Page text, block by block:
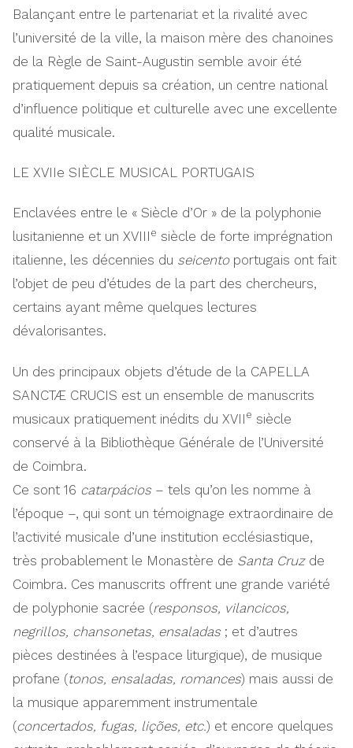
Balançant entre le partenariat et la rivalité avec
l’université de la ville, la maison mère des chanoines
de la Règle de Saint-Augustin semble avoir été
pratiquement depuis sa création, un centre national
d’influence politique et culturelle avec une excellente
qualité musicale.
LE XVIIe SIÈCLE MUSICAL PORTUGAIS
Enclavées entre le « Siècle d’Or » de la polyphonie
lusitanienne et un XVIII e siècle de forte imprégnation
italienne, les décennies du seicentoportugais ont fait
l’objet de peu d’études de la part des chercheurs,
certains ayant même quelques lectures
dévalorisantes.
Un des principaux objets d’étude de la CAPELLA
SANCTÆ CRUCIS est un ensemble de manuscrits
musicaux pratiquement inédits du XVII e siècle
conservé à la Bibliothèque Générale de l’Université
de Coimbra.
Ce sont 16 catarpácios – tels qu’on les nomme à
l’époque –, qui sont un témoignage extraordinaire de
l’activité musicale d’une institution ecclésiastique,
très probablement le Monastère de Santa Cruzde
Coimbra. Ces manuscrits offrent une grande variété
de polyphonie sacrée (responsos, vilancicos,
negrillos, chansonetas, ensaladas ; et d’autres
pièces destinées à l’espace liturgique), de musique
profane (tonos, ensaladas, romances) mais aussi de
la musique apparemment instrumentale
(concertados, fugas, lições, etc.) et encore quelques